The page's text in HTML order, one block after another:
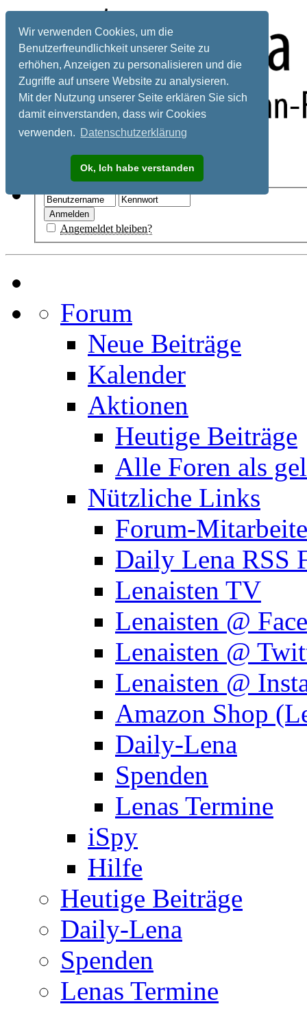
Wir verwenden Cookies, um die
Benutzerfreundlichkeit unserer Seite zu
erhöhen, Anzeigen zu personalisieren und die
Zugriffe auf unsere Website zu analysieren.
Mit der Nutzung unserer Seite erklären Sie sich
damit einverstanden, dass wir Cookies
verwenden. Datenschutzerklärung
Ok, Ich habe verstanden
Registrieren
Angemeldet bleiben?
Forum
Neue Beiträge
Kalender
Aktionen
Heutige Beiträge
Alle Foren als
Nützliche Links
Forum-
Daily Lena RSS
Lenaisten TV
Lenaisten @
Lenaisten @
Lenaisten @
Amazon Shop
Daily-Lena
Spenden
Lenas Termine
iSpy
Hilfe
Heutige Beiträge
Daily-Lena
Spenden
Lenas Termine